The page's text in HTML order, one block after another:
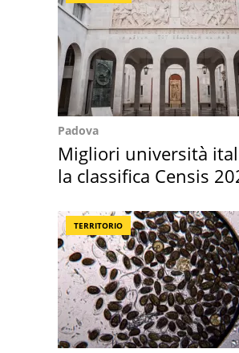
Padova
Migliori università
la classifica Censis
TERRITORIO